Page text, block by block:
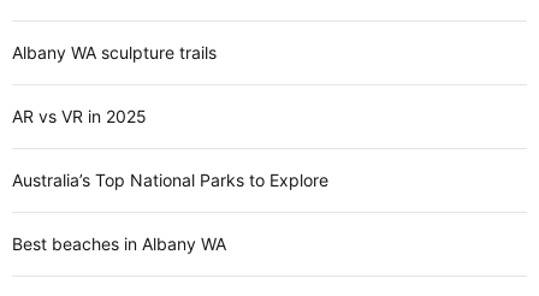
Albany WA sculpture trails
AR vs VR in 2025
Australia’s Top National Parks to Explore
Best beaches in Albany WA